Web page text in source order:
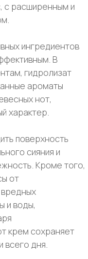
с расширенным и
ингредиентов
В
гидролизат
ароматы
нот,
характер.
поверхность
сияния и
Кроме того,
от
и воды,
крем сохраняет
всего дня.